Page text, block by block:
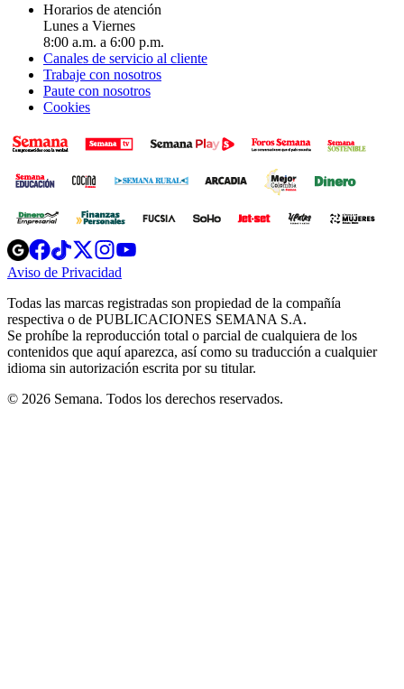
Horarios de atención
Lunes a Viernes
8:00 a.m. a 6:00 p.m.
Canales de servicio al cliente
Trabaje con nosotros
Paute con nosotros
Cookies
Opens
in
new
Opens
in
new
Opens
in
new
window
Opens
new
windowwindow
Aviso de Privacidad
new
window
Todas las marcas registradas son propiedad de la compañía
respectiva o de PUBLICACIONES SEMANA S.A.
Se prohíbe la reproducción total o parcial de cualquiera de los
contenidos que aquí aparezca, así como su traducción a cualquier
idioma sin autorización escrita por su titular.
© 2026 Semana. Todos los derechos reservados.